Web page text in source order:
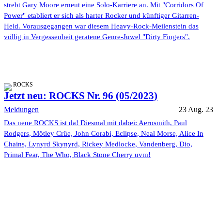
strebt Gary Moore erneut eine Solo-Karriere an. Mit "Corridors Of
Power" etabliert er sich als harter Rocker und künftiger Gitarren-
Held. Vorausgegangen war diesem Heavy-Rock-Meilenstein das
völlig in Vergessenheit geratene Genre-Juwel "Dirty Fingers".
ROCKS
Jetzt neu: ROCKS Nr. 96 (05/2023)
Meldungen 23 Aug. 23
Das neue ROCKS ist da! Diesmal mit dabei: Aerosmith, Paul
Rodgers, Mötley Crüe, John Corabi, Eclipse, Neal Morse, Alice In
Chains, Lynyrd Skynyrd, Rickey Medlocke, Vandenberg, Dio,
Primal Fear, The Who, Black Stone Cherry uvm!